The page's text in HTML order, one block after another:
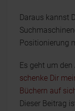
Daraus kannst
Positionierung
Es geht um
schenke Dir
Büchern auf
Dieser Beitrag